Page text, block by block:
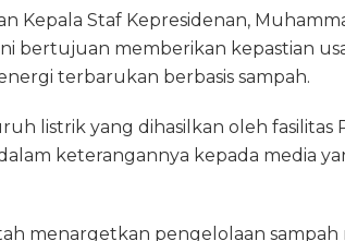
Kepala Staf Kepresidenan,
bertujuan memberikan kepastian
terbarukan berbasis sampah.
listrik yang dihasilkan oleh fasilitas
keterangannya kepada media
menargetkan pengelolaan sampah